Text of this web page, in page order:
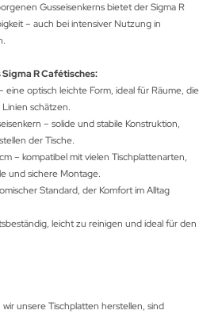
Gusseisenkerns bietet der Sigma R
– auch bei intensiver Nutzung in
R Cafétisches:
eine optisch leichte Form, ideal für Räume, die
schätzen.
– solide und stabile Konstruktion,
der Tische.
– kompatibel mit vielen Tischplattenarten,
und sichere Montage.
Standard, der Komfort im Alltag
leicht zu reinigen und ideal für den
unsere Tischplatten herstellen, sind